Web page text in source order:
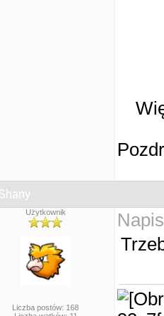
Użytkownik
Liczba postów: 168